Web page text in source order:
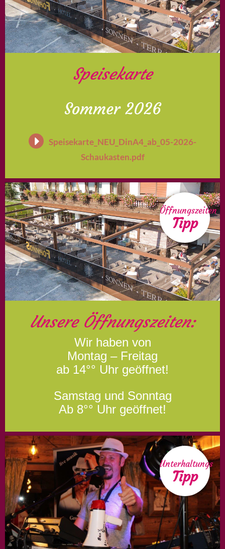
Speisekarte
Sommer 2026
Speisekarte_NEU_DinA4_ab_05-2026-
Schaukasten.pdf
Öffnungszeiten
Tipp
Unsere Öffnungszeiten:
Wir haben von
Montag – Freitag
ab 14°° Uhr geöffnet!
Samstag und Sonntag
Ab 8°° Uhr geöffnet!
Unterhaltungs
Tipp